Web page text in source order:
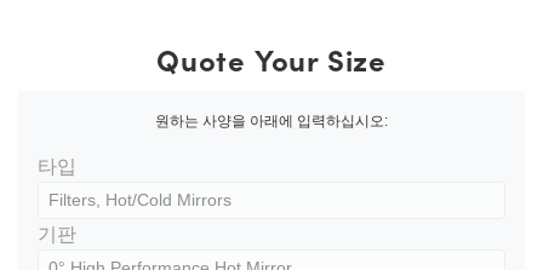
Quote Your Size
원하는 사양을 아래에 입력하십시오:
타입
기판